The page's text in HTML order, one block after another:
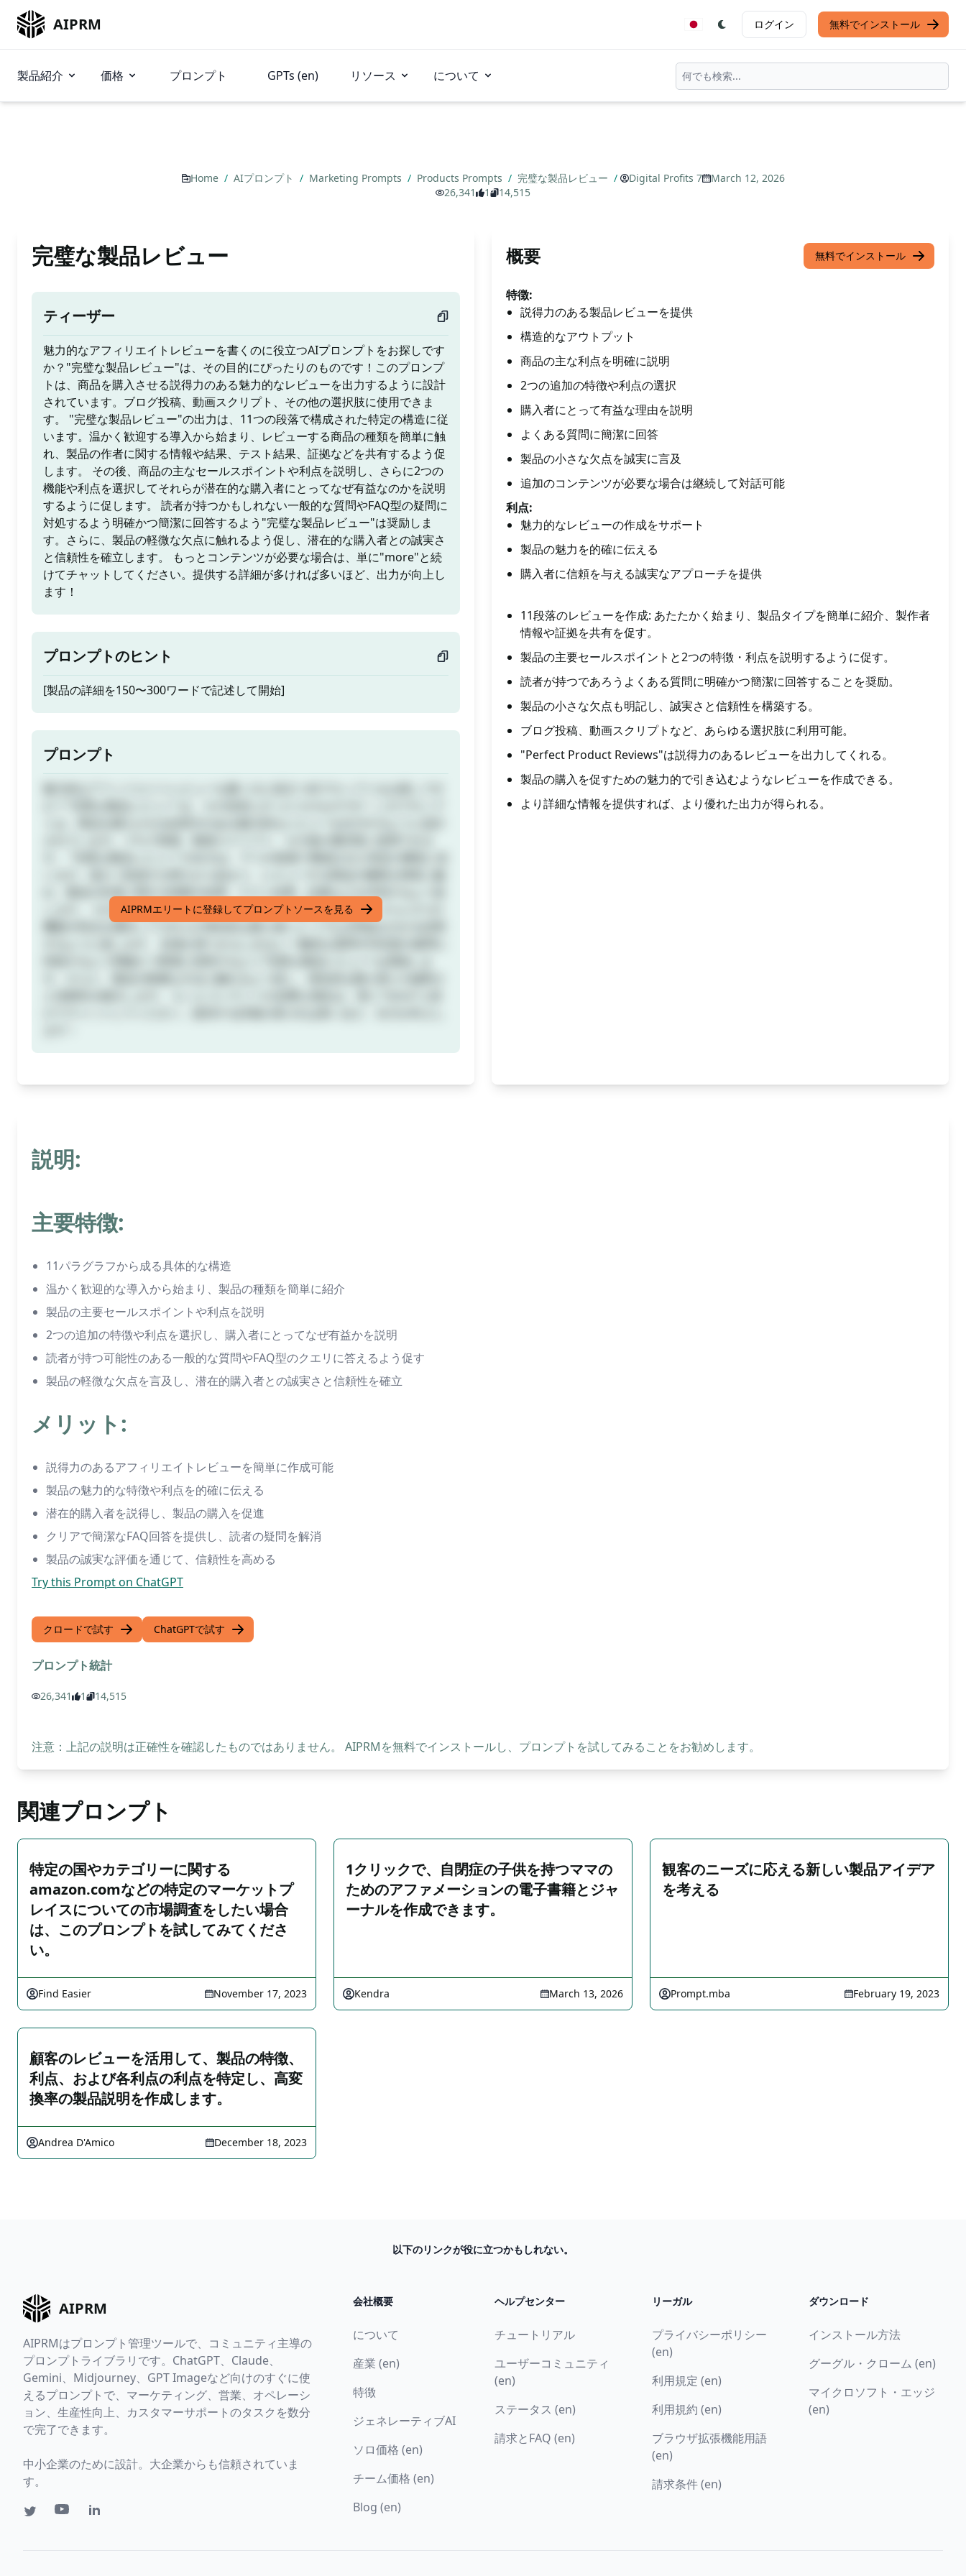
AIPRM ログイン 無料でインストール
製品紹介 価格 プロンプト GPTs (en) リソース について
Home / AIプロンプト / Marketing Prompts / Products Prompts / 完璧な製品レビュー / Digital Profits 7
March 12, 2026
26,341
1 14,515
完璧な製品レビュー
ティーザー
魅力的なアフィリエイトレビューを書くのに役立つAIプロンプトをお探しです
か？"完璧な製品レビュー"は、その目的にぴったりのものです！このプロンプ
トは、商品を購入させる説得力のある魅力的なレビューを出力するように設計
されています。ブログ投稿、動画スクリプト、その他の選択肢に使用できま
す。 "完璧な製品レビュー"の出力は、11つの段落で構成された特定の構造に従
います。温かく歓迎する導入から始まり、レビューする商品の種類を簡単に触
れ、製品の作者に関する情報や結果、テスト結果、証拠などを共有するよう促
します。 その後、商品の主なセールスポイントや利点を説明し、さらに2つの
機能や利点を選択してそれらが潜在的な購入者にとってなぜ有益なのかを説明
するように促します。 読者が持つかもしれない一般的な質問やFAQ型の疑問に
対処するよう明確かつ簡潔に回答するよう"完璧な製品レビュー"は奨励しま
す。さらに、製品の軽微な欠点に触れるよう促し、潜在的な購入者との誠実さ
と信頼性を確立します。 もっとコンテンツが必要な場合は、単に"more"と続
けてチャットしてください。提供する詳細が多ければ多いほど、出力が向上し
ます！
プロンプトのヒント
[製品の詳細を150〜300ワードで記述して開始]
プロンプト
します。 その後、商品の主なセールスポイントや利点を説明し、さらに2つの
機能や利点を選択してそれらが潜在的な購入者にとってなぜ有益なのかを説明
AIPRMエリートに登録してプロンプトソースを見る
概要 無料でインストール
特徴:
説得力のある製品レビューを提供
構造的なアウトプット
商品の主な利点を明確に説明
2つの追加の特徴や利点の選択
購入者にとって有益な理由を説明
よくある質問に簡潔に回答
製品の小さな欠点を誠実に言及
追加のコンテンツが必要な場合は継続して対話可能
利点:
魅力的なレビューの作成をサポート
製品の魅力を的確に伝える
購入者に信頼を与える誠実なアプローチを提供
11段落のレビューを作成: あたたかく始まり、製品タイプを簡単に紹介、製作者
情報や証拠を共有を促す。
製品の主要セールスポイントと2つの特徴・利点を説明するように促す。
読者が持つであろうよくある質問に明確かつ簡潔に回答することを奨励。
製品の小さな欠点も明記し、誠実さと信頼性を構築する。
ブログ投稿、動画スクリプトなど、あらゆる選択肢に利用可能。
"Perfect Product Reviews"は説得力のあるレビューを出力してくれる。
製品の購入を促すための魅力的で引き込むようなレビューを作成できる。
より詳細な情報を提供すれば、より優れた出力が得られる。
説明:
主要特徴:
11パラグラフから成る具体的な構造
温かく歓迎的な導入から始まり、製品の種類を簡単に紹介
製品の主要セールスポイントや利点を説明
2つの追加の特徴や利点を選択し、購入者にとってなぜ有益かを説明
読者が持つ可能性のある一般的な質問やFAQ型のクエリに答えるよう促す
製品の軽微な欠点を言及し、潜在的購入者との誠実さと信頼性を確立
メリット:
説得力のあるアフィリエイトレビューを簡単に作成可能
製品の魅力的な特徴や利点を的確に伝える
潜在的購入者を説得し、製品の購入を促進
クリアで簡潔なFAQ回答を提供し、読者の疑問を解消
製品の誠実な評価を通じて、信頼性を高める
Try this Prompt on ChatGPT
クロードで試す ChatGPTで試す
プロンプト統計
26,341 1 14,515
注意：上記の説明は正確性を確認したものではありません。 AIPRMを無料でインストールし、プロンプトを試してみることをお勧めします。
関連プロンプト
特定の国やカテゴリーに関する
amazon.comなどの特定のマーケットプ
レイスについての市場調査をしたい場合
は、このプロンプトを試してみてくださ
い。
Find Easier November 17, 2023
1クリックで、自閉症の子供を持つママの
ためのアファメーションの電子書籍とジャ
ーナルを作成できます。
Kendra March 13, 2026
観客のニーズに応える新しい製品アイデア
を考える
Prompt.mba February 19, 2023
顧客のレビューを活用して、製品の特徴、
利点、および各利点の利点を特定し、高変
換率の製品説明を作成します。
Andrea D'Amico December 18, 2023
以下のリンクが役に立つかもしれない。
AIPRM
AIPRMはプロンプト管理ツールで、コミュニティ主導の
プロンプトライブラリです。ChatGPT、Claude、
Gemini、Midjourney、GPT Imageなど向けのすぐに使
えるプロンプトで、マーケティング、営業、オペレーシ
ョン、生産性向上、カスタマーサポートのタスクを数分
で完了できます。
中小企業のために設計。大企業からも信頼されていま
す。
会社概要
について
産業 (en)
特徴
ジェネレーティブAI
ソロ価格 (en)
チーム価格 (en)
Blog (en)
ヘルプセンター
チュートリアル
ユーザーコミュニティ
(en)
ステータス (en)
請求とFAQ (en)
リーガル
プライバシーポリシー
(en)
利用規定 (en)
利用規約 (en)
ブラウザ拡張機能用語
(en)
請求条件 (en)
ダウンロード
インストール方法
グーグル・クローム (en)
マイクロソフト・エッジ
(en)